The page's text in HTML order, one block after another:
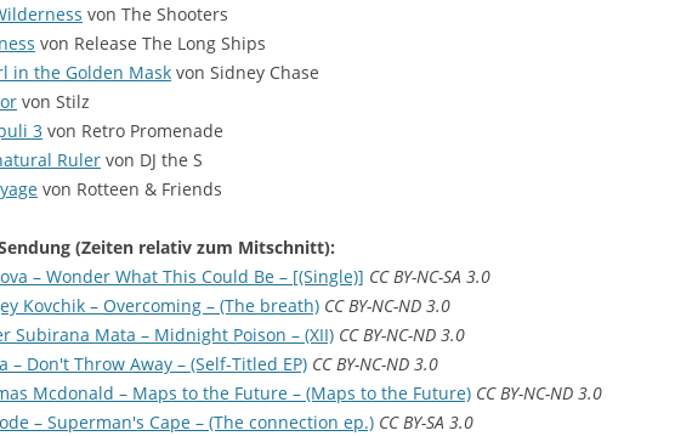
von The Shooters
von Release The Long Ships
in the Golden Mask von Sidney Chase
von Stilz
3 von Retro Promenade
Ruler von DJ the S
von Rotteen & Friends
(Zeiten relativ zum Mitschnitt):
– Wonder What This Could Be – [(Single)] CC BY-NC-SA 3.0
Kovchik – Overcoming – (The breath) CC BY-NC-ND 3.0
Subirana Mata – Midnight Poison – (XII) CC BY-NC-ND 3.0
– Don't Throw Away – (Self-Titled EP) CC BY-NC-ND 3.0
Mcdonald – Maps to the Future – (Maps to the Future) CC BY-NC-ND 3.0
– Superman's Cape – (The connection ep.) CC BY-SA 3.0